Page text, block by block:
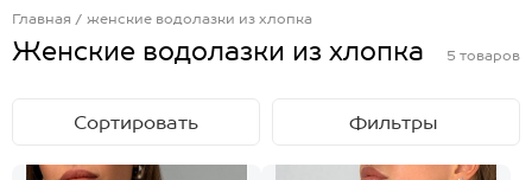
Главная женские водолазки из хлопка
Женские водолазки из хлопка 5 товаров